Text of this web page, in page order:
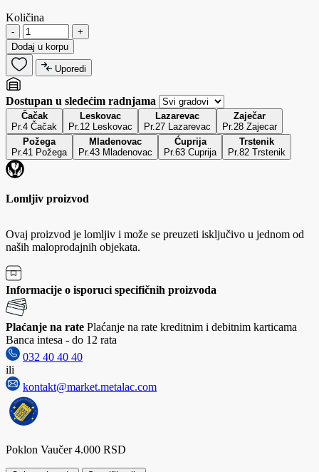
Količina
-
+
Dodaj u korpu
Uporedi
Dostupan u sledećim radnjama
Čačak
Pr.4 Čačak
Leskovac
Pr.12 Leskovac
Lazarevac
Pr.27 Lazarevac
Zaječar
Pr.28 Zajecar
Požega
Pr.41 Požega
Mladenovac
Pr.43 Mladenovac
Ćuprija
Pr.63 Cuprija
Trstenik
Pr.82 Trstenik
Lomljiv proizvod
Ovaj proizvod je lomljiv i može se preuzeti isključivo u jednom od
naših maloprodajnih objekata.
Informacije o isporuci specifičnih proizvoda
Plaćanje na rate Plaćanje na rate kreditnim i debitnim karticama
Banca intesa - do 12 rata
032 40 40 40
ili
kontakt@market.metalac.com
Poklon Vaučer 4.000 RSD